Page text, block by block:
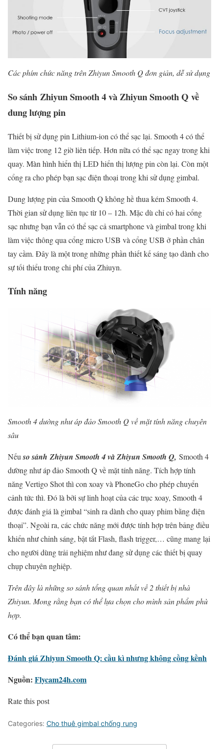
Các phím chức năng trên Zhiyun Smooth Q đơn giản, dễ sử dụng
So sánh Zhiyun Smooth 4 và Zhiyun Smooth Q về
dung lượng pin
Thiết bị sử dụng pin Lithium-ion có thể sạc lại. Smooth 4 có thể
làm việc trong 12 giờ liên tiếp. Hơn nữa có thể sạc ngay trong khi
quay. Màn hình hiển thị LED hiển thị lượng pin còn lại. Còn một
cổng ra cho phép bạn sạc điện thoại trong khi sử dụng gimbal.
Dung lượng pin của Smooth Q không hề thua kém Smooth 4.
Thời gian sử dụng liên tục từ 10 – 12h. Mặc dù chỉ có hai cổng
sạc nhưng bạn vẫn có thể sạc cả smartphone và gimbal trong khi
làm việc thông qua cổng micro USB và cổng USB ở phần chân
tay cầm. Đây là một trong những phần thiết kế sáng tạo dành cho
sự tối thiểu trong chi phí của Zhiuyn.
Tính năng
Smooth 4 dường như áp đảo Smooth Q về mặt tính năng chuyên
sâu
Nếuso sánh Zhiyun Smooth 4 và Zhiyun Smooth Q, Smooth 4
dường như áp đảo Smooth Q về mặt tính năng. Tích hợp tính
năng Vertigo Shot thì con xoay và PhoneGo cho phép chuyển
cảnh tức thì. Đó là bởi sự linh hoạt của các trục xoay, Smooth 4
được đánh giá là gimbal “sinh ra dành cho quay phim bằng điện
thoại”. Ngoài ra, các chức năng mới được tính hợp trên bảng điều
khiển như chỉnh sáng, bật tắt Flash, flash trigger,… cũng mang lại
cho người dùng trải nghiệm như đang sử dụng các thiết bị quay
chụp chuyên nghiệp.
Trên đây là những so sánh tổng quan nhất về 2 thiết bị nhà
Zhiyun. Mong rằng bạn có thể lựa chọn cho mình sản phẩm phù
hợp.
Có thể bạn quan tâm:
Đánh giá Zhiyun Smooth Q: cầu kì nhưng không cồng kềnh
Nguồn: Flycam24h.com
Rate this post
Categories: Cho thuê gimbal chống rung